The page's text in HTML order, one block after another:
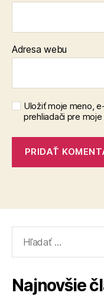
Adresa webu
Uložiť moje meno,
prehliadači pre
Najnovšie